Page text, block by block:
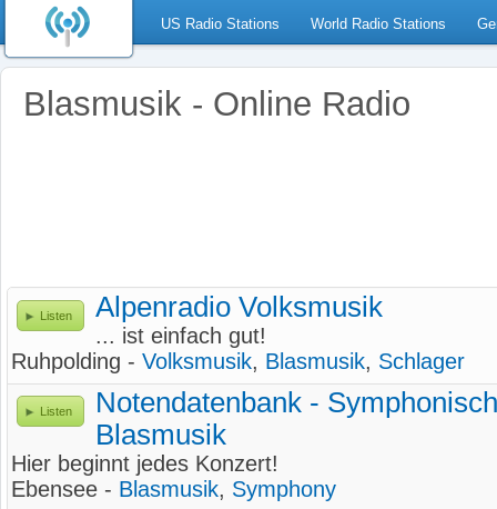
US Radio Stations World Radio Stations
Blasmusik - Online Radio
Listen Alpenradio Volksmusik
... ist einfach gut!
Ruhpolding - Volksmusik, Blasmusik, Schlager
Listen
Notendatenbank -
Blasmusik
Hier beginnt jedes Konzert!
Ebensee - Blasmusik, Symphony